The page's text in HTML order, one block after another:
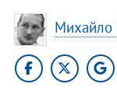
Михайло